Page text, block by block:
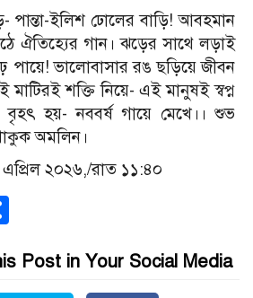
পান্তা-ইলিশ ঢোলের বাড়ি! আবহমান
ঐতিহ্যের গান। ঝড়ের সাথে লড়াই
পায়ে! ভালোবাসার রঙ ছড়িয়ে জীবন
শক্তি নিয়ে- এই মানুষই স্বপ্ন
হয়- নববর্ষ গায়ে মেখে।। শুভ
অমলিন।
২০২৬,/রাত ১১:৪০
Post in Your Social Media